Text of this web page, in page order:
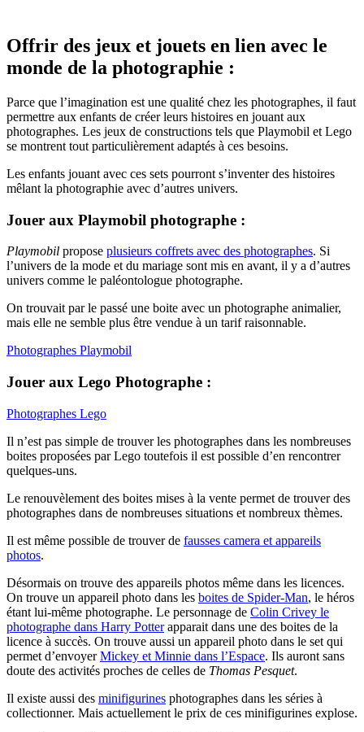
Offrir des jeux et jouets en lien avec le
monde de la photographie :
Parce que l’imagination est une qualité chez les photographes, il faut
permettre aux enfants de créer leurs histoires en jouant aux
photographes. Les jeux de constructions tels que Playmobil et Lego
se montrent tout particulièrement adaptés à ces besoins.
Les enfants jouant avec ces sets pourront s’inventer des histoires
mêlant la photographie avec d’autres univers.
Jouer aux Playmobil photographe :
Playmobil propose plusieurs coffrets avec des photographes. Si
l’univers de la mode et du mariage sont mis en avant, il y a d’autres
univers comme le paléontologue photographe.
On trouvait par le passé une boite avec un photographe animalier,
mais elle ne semble plus être vendue à un tarif raisonnable.
Photographes Playmobil
Jouer aux Lego Photographe :
Photographes Lego
Il n’est pas simple de trouver les photographes dans les nombreuses
boites proposées par Lego toutefois il est possible d’en rencontrer
quelques-uns.
Le renouvèlement des boites mises à la vente permet de trouver des
photographes dans de nombreuses situations et nombreux thèmes.
Il est même possible de trouver de fausses camera et appareils
photos.
Désormais on trouve des appareils photos même dans les licences.
On trouve un appareil photo dans les boites de Spider-Man, le héros
étant lui-même photographe. Le personnage de Colin Crivey le
photographe dans Harry Potterapparait dans une des boites de la
licence à succès. On trouve aussi un appareil photo dans le set qui
permet d’envoyerMickey et Minnie dans l’Espace. Ils auront sans
doute des activités proches de celles de Thomas Pesquet.
Il existe aussi des minifigurines photographes dans les séries à
collectionner. Mais actuellement le prix de ces minifigurines explose.